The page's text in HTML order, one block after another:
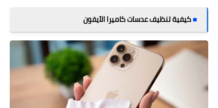
■كيفية تنظيف عدسات كاميرا الآيفون